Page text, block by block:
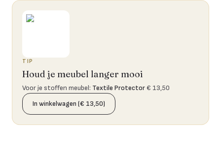
TIP
Houd je meubel langer mooi
Voor je stoffen meubel: Textile Protector€ 13,50
In winkelwagen (€ 13,50)